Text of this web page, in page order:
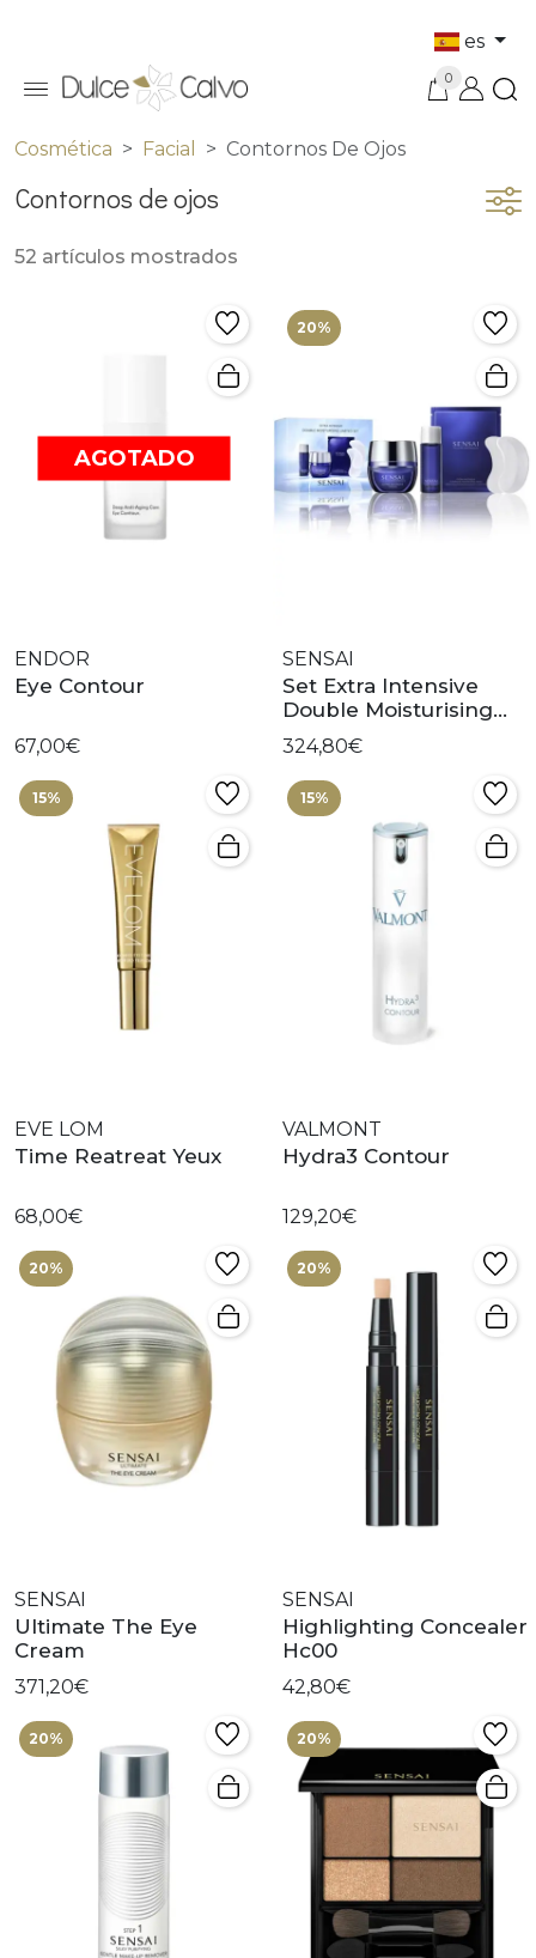
es
0
Cosmética Facial Contornos De Ojos
Contornos de ojos
52 artículos mostrados
AGOTADO
ENDOR
Eye Contour
67,00€
20%
SENSAI
Set Extra Intensive
Double Moisturising
Limited
324,80€
15%
EVE LOM
Time Reatreat Yeux
68,00€
15%
VALMONT
Hydra3 Contour
129,20€
20%
SENSAI
Ultimate The Eye
Cream
371,20€
20%
SENSAI
Highlighting Concealer
Hc00
42,80€
20% 20%